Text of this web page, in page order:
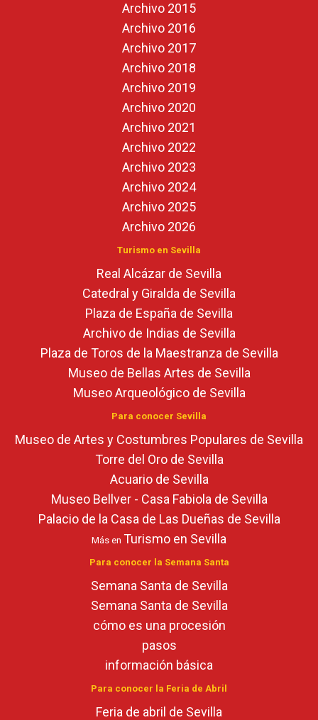
Archivo 2015
Archivo 2016
Archivo 2017
Archivo 2018
Archivo 2019
Archivo 2020
Archivo 2021
Archivo 2022
Archivo 2023
Archivo 2024
Archivo 2025
Archivo 2026
Turismo en Sevilla
Real Alcázar de Sevilla
Catedral y Giralda de Sevilla
Plaza de España de Sevilla
Archivo de Indias de Sevilla
Plaza de Toros de la Maestranza de Sevilla
Museo de Bellas Artes de Sevilla
Museo Arqueológico de Sevilla
Para conocer Sevilla
Museo de Artes y Costumbres Populares de Sevilla
Torre del Oro de Sevilla
Acuario de Sevilla
Museo Bellver - Casa Fabiola de Sevilla
Palacio de la Casa de Las Dueñas de Sevilla
Más en Turismo en Sevilla
Para conocer la Semana Santa
Semana Santa de Sevilla
Semana Santa de Sevilla
cómo es una procesión
pasos
información básica
Para conocer la Feria de Abril
Feria de abril de Sevilla